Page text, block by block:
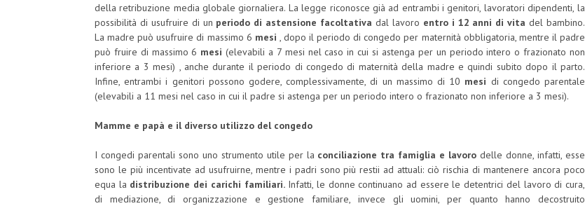
della retribuzione media globale giornaliera. La legge riconosce già ad entrambi i genitori, lavoratori dipendenti, la
possibilità di usufruire di un periodo di astensione facoltativa dal lavoro entro i 12 anni di vita del bambino.
La madre può usufruire di massimo 6 mesi , dopo il periodo di congedo per maternità obbligatoria, mentre il padre
può fruire di massimo 6 mesi (elevabili a 7 mesi nel caso in cui si astenga per un periodo intero o frazionato non
inferiore a 3 mesi) , anche durante il periodo di congedo di maternità della madre e quindi subito dopo il parto.
Infine, entrambi i genitori possono godere, complessivamente, di un massimo di 10 mesi di congedo parentale
(elevabili a 11 mesi nel caso in cui il padre si astenga per un periodo intero o frazionato non inferiore a 3 mesi).
Mamme e papà e il diverso utilizzo del congedo
I congedi parentali sono uno strumento utile per la conciliazione tra famiglia e lavoro delle donne, infatti, esse
sono le più incentivate ad usufruirne, mentre i padri sono più restii ad attuali: ciò rischia di mantenere ancora poco
equa la distribuzione dei carichi familiari.Infatti, le donne continuano ad essere le detentrici del lavoro di cura,
di mediazione, di organizzazione e gestione familiare, invece gli uomini, per quanto hanno decostruito